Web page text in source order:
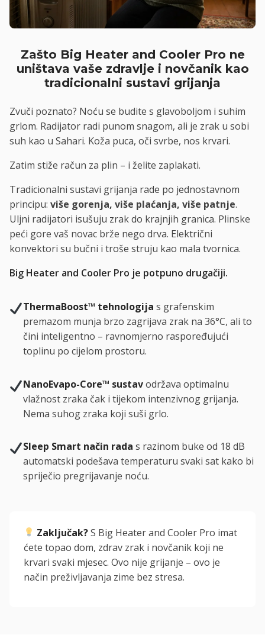
Zašto Big Heater and Cooler Pro ne
uništava vaše zdravlje i novčanik kao
tradicionalni sustavi grijanja
Zvuči poznato? Noću se budite s glavoboljom i suhim
grlom. Radijator radi punom snagom, ali je zrak u sobi
suh kao u Sahari. Koža puca, oči svrbe, nos krvari.
Zatim stiže račun za plin – i želite zaplakati.
Tradicionalni sustavi grijanja rade po jednostavnom
principu: više gorenja, više plaćanja, više patnje.
Uljni radijatori isušuju zrak do krajnjih granica. Plinske
peći gore vaš novac brže nego drva. Električni
konvektori su bučni i troše struju kao mala tvornica.
Big Heater and Cooler Pro je potpuno drugačiji.
ThermaBoost™ tehnologija s grafenskim
premazom munja brzo zagrijava zrak na 36°C, ali to
čini inteligentno – ravnomjerno raspoređujući
toplinu po cijelom prostoru.
NanoEvapo-Core™ sustavodržava optimalnu
vlažnost zraka čak i tijekom intenzivnog grijanja.
Nema suhog zraka koji suši grlo.
Sleep Smart način rada s razinom buke od 18 dB
automatski podešava temperaturu svaki sat kako bi
spriječio pregrijavanje noću.
Zaključak?S Big Heater and Cooler Pro imat
ćete topao dom, zdrav zrak i novčanik koji ne
krvari svaki mjesec. Ovo nije grijanje – ovo je
način preživljavanja zime bez stresa.